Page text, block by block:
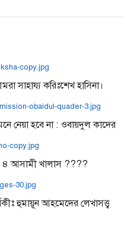
সাহায্য করিঃশেখ হাসিনা।
নেয়া হবে না : ওবায়দুল কাদের
৪ আসামী খালাস ????
হুমায়ূন আহমেদের লেখাসত্ত্ব